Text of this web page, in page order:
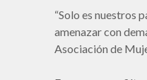
“Solo es nuestros
amenazar con
Asociación de